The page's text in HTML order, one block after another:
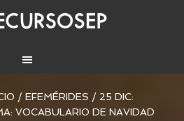
/ EFEMÉRIDES / 25 DIC:
VOCABULARIO DE NAVIDAD